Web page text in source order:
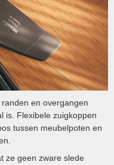
en overgangen
is. Flexibele zuigkoppen
tussen meubelpoten en
ze geen zware slede